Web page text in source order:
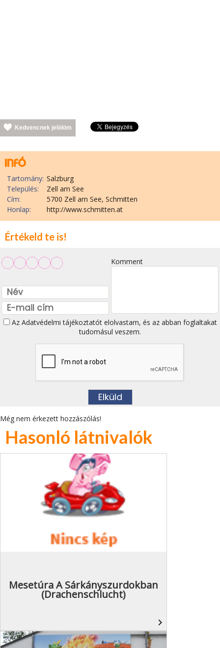
Kedvencnek jelölöm
Tartomány: Salzburg
Település:
Zell am See
Cím:
5700 Zell am See, Schmitten
Honlap:
http://www.schmitten.at
Értékeld te is!
Komment
Az Adatvédelmi tájékoztatótelolvastam, és az abban foglaltakat
tudomásul veszem.
Még nem érkezett hozzászólás!
Hasonló látnivalók
Mesetúra A Sárkányszurdokban
(Drachenschlucht)
navigate_next